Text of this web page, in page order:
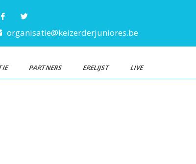
organisatie@keizerderjuniores.be
PARTNERS ERELIJST LIVE